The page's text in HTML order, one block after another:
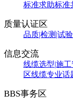
标准求助标准
质量认证区
品质|检测|试验
信息交流
线缆选型|施工
区线缆专业话
BBS事务区